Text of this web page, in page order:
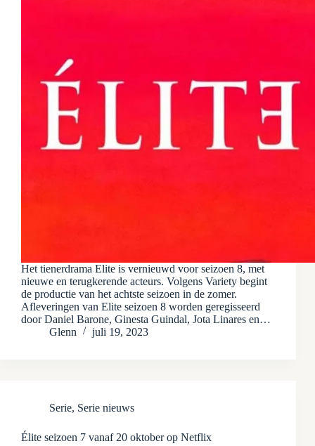
Het tienerdrama Elite is vernieuwd voor seizoen 8, met
nieuwe en terugkerende acteurs. Volgens Variety begint
de productie van het achtste seizoen in de zomer.
Afleveringen van Elite seizoen 8 worden geregisseerd
door Daniel Barone, Ginesta Guindal, Jota Linares en…
Glenn
juli 19, 2023
Serie, Serie nieuws
Élite seizoen 7 vanaf 20 oktober op Netflix